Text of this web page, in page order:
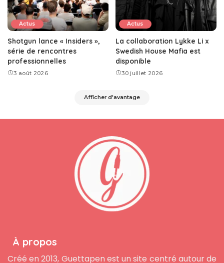
Actus
Shotgun lance « Insiders »,
série de rencontres
professionnelles
3 août 2026
Actus
La collaboration Lykke Li x
Swedish House Mafia est
disponible
30 juillet 2026
Afficher d'avantage
À propos
Créé en 2013, Guettapen est un site centré autour de